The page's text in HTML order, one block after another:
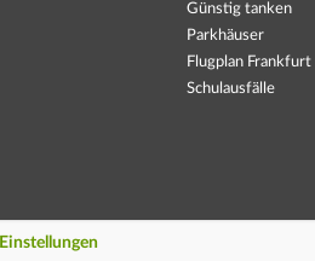
Günstig tanken
Parkhäuser
Flugplan Frankfurt
Schulausfälle